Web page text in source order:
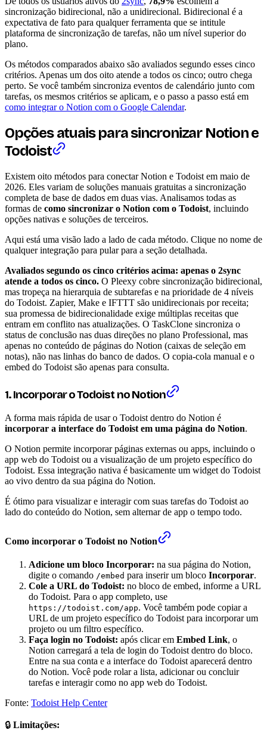
sincronização bidirecional, não a unidirecional. Bidirecional é a
expectativa de fato para qualquer ferramenta que se intitule
plataforma de sincronização de tarefas, não um nível superior do
plano.
Os métodos comparados abaixo são avaliados segundo esses cinco
critérios. Apenas um dos oito atende a todos os cinco; outro chega
perto. Se você também sincroniza eventos de calendário junto com
tarefas, os mesmos critérios se aplicam, e o passo a passo está em
como integrar o Notion com o Google Calendar.
Opções atuais para sincronizar Notion e
Todoist
Existem oito métodos para conectar Notion e Todoist em maio de
2026. Eles variam de soluções manuais gratuitas a sincronização
completa de base de dados em duas vias. Analisamos todas as
formas de como sincronizar o Notion com o Todoist, incluindo
opções nativas e soluções de terceiros.
Aqui está uma visão lado a lado de cada método. Clique no nome de
qualquer integração para pular para a seção detalhada.
Avaliados segundo os cinco critérios acima: apenas o 2sync
atende a todos os cinco. O Pleexy cobre sincronização bidirecional,
mas tropeça na hierarquia de subtarefas e na prioridade de 4 níveis
do Todoist. Zapier, Make e IFTTT são unidirecionais por receita;
sua promessa de bidirecionalidade exige múltiplas receitas que
entram em conflito nas atualizações. O TaskClone sincroniza o
status de conclusão nas duas direções no plano Professional, mas
apenas no conteúdo de páginas do Notion (caixas de seleção em
notas), não nas linhas do banco de dados. O copia-cola manual e o
embed do Todoist são apenas para consulta.
1. Incorporar o Todoist no Notion
A forma mais rápida de usar o Todoist dentro do Notion é
incorporar a interface do Todoist em uma página do Notion.
O Notion permite incorporar páginas externas ou apps, incluindo o
app web do Todoist ou a visualização de um projeto específico do
Todoist. Essa integração nativa é basicamente um widget do Todoist
ao vivo dentro da sua página do Notion.
É ótimo para visualizar e interagir com suas tarefas do Todoist ao
lado do conteúdo do Notion, sem alternar de app o tempo todo.
Como incorporar o Todoist no Notion
Adicione um bloco Incorporar: na sua página do Notion,
digite o comando /embed para inserir um bloco Incorporar.
Cole a URL do Todoist: no bloco de embed, informe a URL
do Todoist. Para o app completo, use
https://todoist.com/app. Você também pode copiar a
URL de um projeto específico do Todoist para incorporar um
projeto ou um filtro específico.
Faça login no Todoist: após clicar em Embed Link, o
Notion carregará a tela de login do Todoist dentro do bloco.
Entre na sua conta e a interface do Todoist aparecerá dentro
do Notion. Você pode rolar a lista, adicionar ou concluir
tarefas e interagir como no app web do Todoist.
Fonte: Todoist Help Center
🔒 Limitações: